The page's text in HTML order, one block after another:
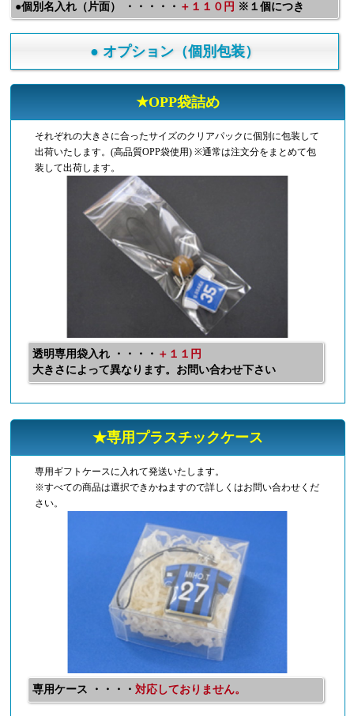
●個別名入れ（片面） ・・・・・ ＋１１０円 ※１個につき
● オプション（個別包装）
★OPP袋詰め
それぞれの大きさに合ったサイズのクリアパックに個別に包装して
出荷いたします。(高品質OPP袋使用) ※通常は注文分をまとめて包
装して出荷します。
透明専用袋入れ ・・・・ ＋１１円
大きさによって異なります。お問い合わせ下さい
★専用プラスチックケース
専用ギフトケースに入れて発送いたします。
※すべての商品は選択できかねますので詳しくはお問い合わせくだ
さい。
専用ケース ・・・・対応しておりません。